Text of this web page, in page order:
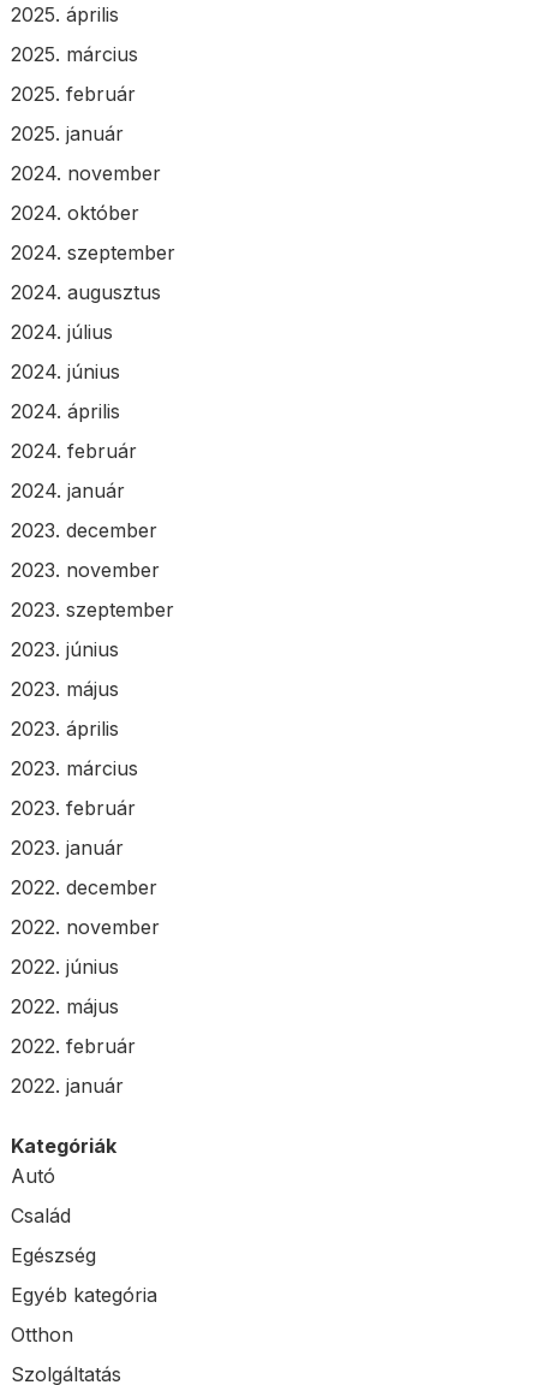
2025. április
2025. március
2025. február
2025. január
2024. november
2024. október
2024. szeptember
2024. augusztus
2024. július
2024. június
2024. április
2024. február
2024. január
2023. december
2023. november
2023. szeptember
2023. június
2023. május
2023. április
2023. március
2023. február
2023. január
2022. december
2022. november
2022. június
2022. május
2022. február
2022. január
Kategóriák
Autó
Család
Egészség
Egyéb kategória
Otthon
Szolgáltatás